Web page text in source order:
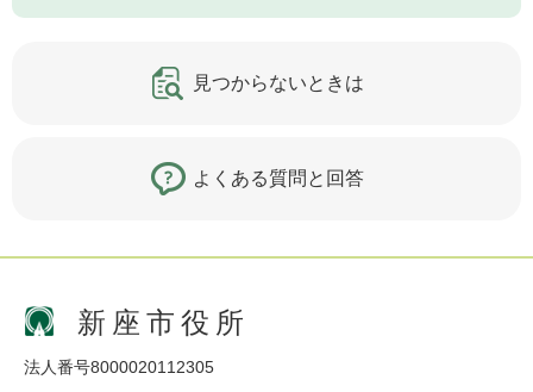
見つからないときは
よくある質問と回答
新座市役所
法人番号8000020112305